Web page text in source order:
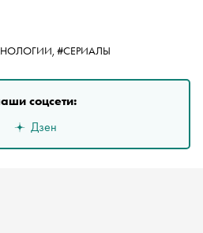
#СЕРИАЛЫ
соцсети:
Дзен